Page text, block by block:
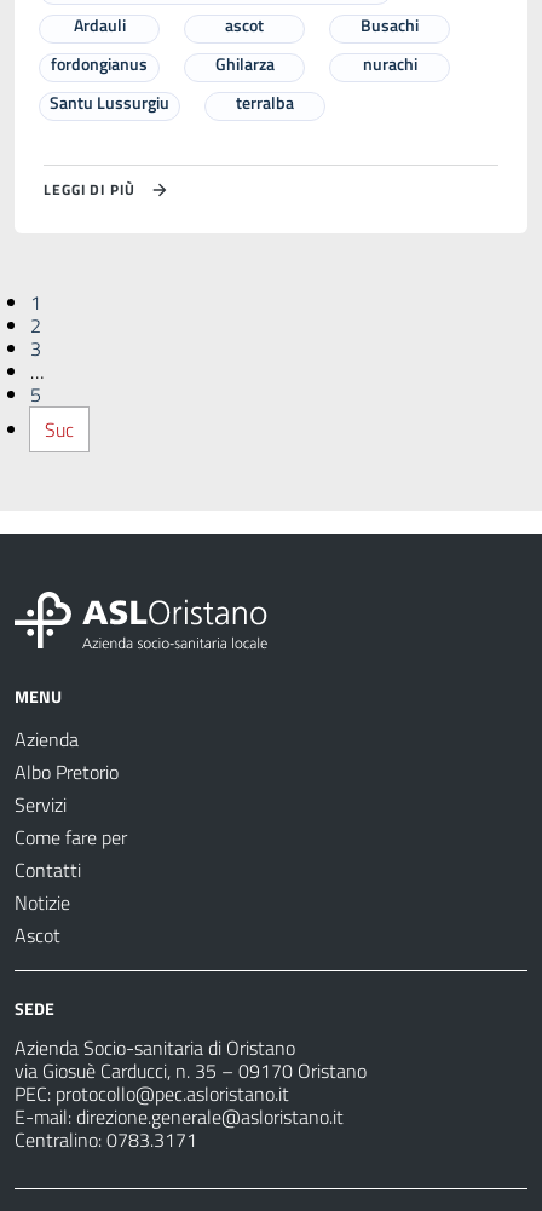
Ardauli
ascot
Busachi
fordongianus
Ghilarza
nurachi
Santu Lussurgiu
terralba
LEGGI DI PIÙ
1
2
3
…
5
Suc
MENU
Azienda
Albo Pretorio
Servizi
Come fare per
Contatti
Notizie
Ascot
SEDE
Azienda Socio-sanitaria di Oristano
via Giosuè Carducci, n. 35 – 09170 Oristano
PEC: protocollo@pec.asloristano.it
E-mail:direzione.generale@asloristano.it
Centralino: 0783.3171